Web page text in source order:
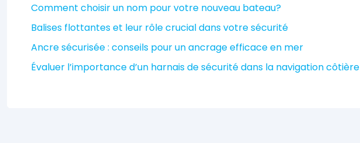
Comment choisir un nom pour votre nouveau bateau?
Balises flottantes et leur rôle crucial dans votre sécurité
Ancre sécurisée : conseils pour un ancrage efficace en mer
Évaluer l’importance d’un harnais de sécurité dans la navigation côtière